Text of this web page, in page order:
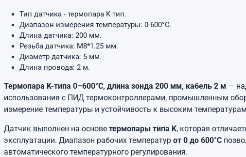
Тип датчика - термопара K тип.
Диапазон измерения температуры: 0-600°C.
Длина датчика: 200 мм.
Резьба датчика: M8*1.25 мм.
Диаметр датчика: 5 мм.
Длина провода: 2 м.
Термопара K-типа 0–600°C, длина зонда 200 мм, кабель 2 м —
использования с ПИД термоконтроллерами, промышленным
измерение температуры и устойчивость к высоким
Датчик выполнен на основе термопары типа K, которая
эксплуатации. Диапазон рабочих температур от 0 до 600°C
автоматического температурного регулирования.